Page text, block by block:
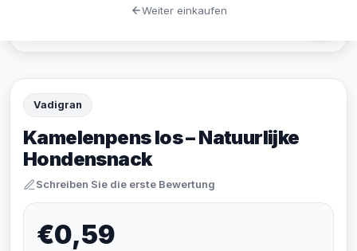
Vadigran
Kamelenpens los – Natuurlijke
Hondensnack
Schreiben Sie die erste Bewertung
€0,59
Weiter einkaufen